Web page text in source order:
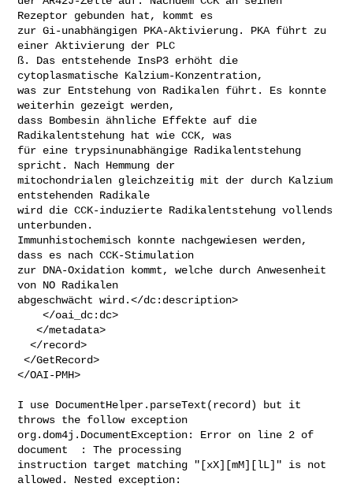
Rezeptor gebunden hat, kommt es
zur Gi-unabhängigen PKA-Aktivierung. PKA führt zu
einer Aktivierung der PLC
ß. Das entstehende InsP3 erhöht die
cytoplasmatische Kalzium-Konzentration,
was zur Entstehung von Radikalen führt. Es konnte
weiterhin gezeigt werden,
dass Bombesin ähnliche Effekte auf die
Radikalentstehung hat wie CCK, was
für eine trypsinunabhängige Radikalentstehung
spricht. Nach Hemmung der
mitochondrialen gleichzeitig mit der durch Kalzium
entstehenden Radikale
wird die CCK-induzierte Radikalentstehung vollends
unterbunden.
Immunhistochemisch konnte nachgewiesen werden,
dass es nach CCK-Stimulation
zur DNA-Oxidation kommt, welche durch Anwesenheit
von NO Radikalen
abgeschwächt wird.</dc:description>
    </oai_dc:dc>
   </metadata>
  </record>
</GetRecord>
</OAI-PMH>
I use DocumentHelper.parseText(record) but it
throws the follow exception
org.dom4j.DocumentException: Error on line 2 of
document  : The processing
instruction target matching "[xX][mM][lL]" is not
allowed. Nested exception: